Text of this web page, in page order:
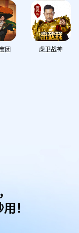
团 虎卫战神
！